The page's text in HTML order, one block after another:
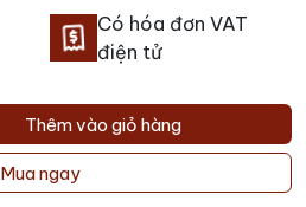
Có hóa đơn VAT
điện tử
Thêm vào giỏ hàng
Mua ngay